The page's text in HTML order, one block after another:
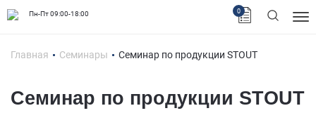
Пн-Пт 09:00-18:00 0
Главная Семинары Семинар по продукции STOUT
Семинар по продукции STOUT